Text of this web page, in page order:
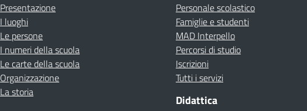
Presentazione
I luoghi
Le persone
I numeri della scuola
Le carte della scuola
Organizzazione
La storia
Personale scolastico
Famiglie e studenti
MAD Interpello
Percorsi di studio
Iscrizioni
Tutti i servizi
Didattica